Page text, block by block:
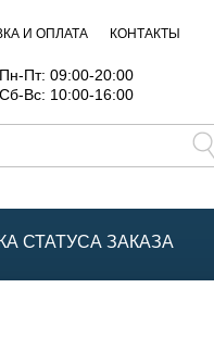
И ОПЛАТА КОНТАКТЫ
Пн-Пт: 09:00-20:00
Сб-Вс: 10:00-16:00
СТАТУСА ЗАКАЗА